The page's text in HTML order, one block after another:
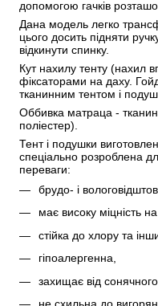
допомогою гачків
Дана модель легко
цього досить підняти
відкинути спинку.
Кут нахилу тенту (нахил
фіксаторами на даху.
тканинним тентом і
Оббивка матраца -
поліестер).
Тент і подушки
спеціально розроблена
переваги:
брудо- і
має високу міцність
стійка до хлору та
гіпоалергенна,
захищає від